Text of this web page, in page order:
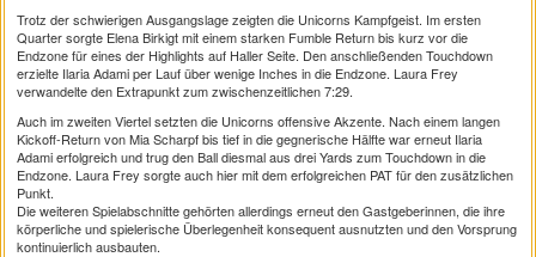
Trotz der schwierigen Ausgangslage zeigten die Unicorns Kampfgeist. Im ersten
Quarter sorgte Elena Birkigt mit einem starken Fumble Return bis kurz vor die
Endzone für eines der Highlights auf Haller Seite. Den anschließenden Touchdown
erzielte Ilaria Adami per Lauf über wenige Inches in die Endzone. Laura Frey
verwandelte den Extrapunkt zum zwischenzeitlichen 7:29.
Auch im zweiten Viertel setzten die Unicorns offensive Akzente. Nach einem langen
Kickoff-Return von Mia Scharpf bis tief in die gegnerische Hälfte war erneut Ilaria
Adami erfolgreich und trug den Ball diesmal aus drei Yards zum Touchdown in die
Endzone. Laura Frey sorgte auch hier mit dem erfolgreichen PAT für den zusätzlichen
Punkt.
Die weiteren Spielabschnitte gehörten allerdings erneut den Gastgeberinnen, die ihre
körperliche und spielerische Überlegenheit konsequent ausnutzten und den Vorsprung
kontinuierlich ausbauten.